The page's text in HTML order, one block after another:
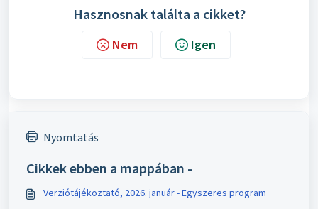
Hasznosnak találta a cikket?
Nem Igen
Nyomtatás
Cikkek ebben a mappában -
Verziótájékoztató, 2026. január - Egyszeres program